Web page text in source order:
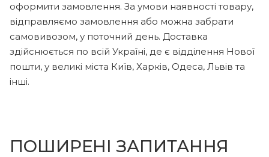
оформити замовлення. За умови наявності товару,
відправляємо замовлення або можна забрати
самовивозом, у поточний день. Доставка
здійснюється по всій Україні, де є відділення Нової
пошти, у великі міста Київ, Харків, Одеса, Львів та
інші.
ПОШИРЕНІ ЗАПИТАННЯ